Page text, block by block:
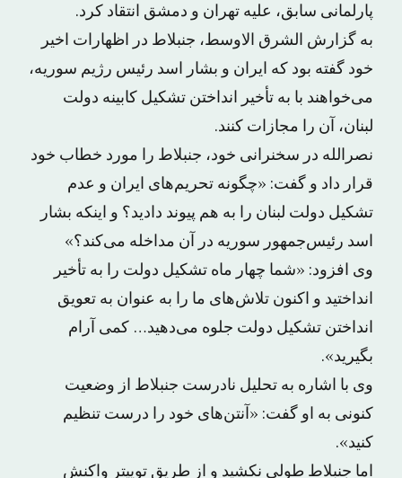
پارلمانی سابق، علیه تهران و دمشق انتقاد کرد.
به گزارش الشرق الاوسط، جنبلاط در اظهارات اخیر
خود گفته بود که ایران و بشار اسد رئیس رژیم سوریه،
می‌خواهند با به تأخیر انداختن تشکیل کابینه دولت
لبنان، آن را مجازات کنند.
نصرالله در سخنرانی خود، جنبلاط را مورد خطاب خود
قرار داد و گفت: «چگونه تحریم‌های ایران و عدم
تشکیل دولت لبنان را به هم پیوند دادید؟ و اینکه بشار
اسد رئیس‌جمهور سوریه در آن مداخله می‌کند؟»
وی افزود: «شما چهار ماه تشکیل دولت را به تأخیر
انداختید و اکنون تلاش‌های ما را به عنوان به تعویق
انداختن تشکیل دولت جلوه می‌دهید… کمی آرام
بگیرید».
وی با اشاره به تحلیل نادرست جنبلاط از وضعیت
کنونی به او گفت: «آنتن‌های خود را درست تنظیم
کنید».
اما جنبلاط طولی نکشید و از طریق توییتر واکنش